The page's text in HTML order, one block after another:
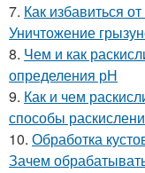
7. Как избавиться
Уничтожение
8. Чем и как
определения рН
9. Как и чем
способы
10. Обработка
Зачем